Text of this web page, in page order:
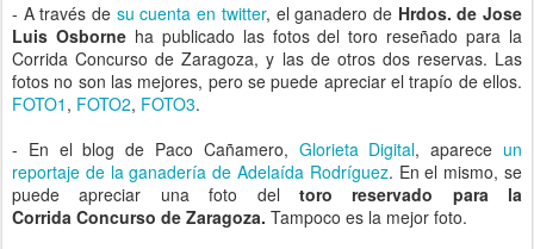
- A través de su cuenta en twitter, el ganadero de Hrdos. de Jose
Luis Osborneha publicado las fotos del toro reseñado para la
Corrida Concurso de Zaragoza, y las de otros dos reservas. Las
fotos no son las mejores, pero se puede apreciar el trapío de ellos.
FOTO1 , FOTO2, FOTO3.
- En el blog de Paco Cañamero, Glorieta Digital, aparece un
reportaje de la ganadería de Adelaída Rodríguez. En el mismo, se
puede apreciar una foto del toro reservado para la
Corrida Concurso de Zaragoza. Tampoco es la mejor foto.